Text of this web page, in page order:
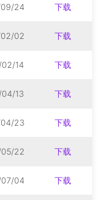
24 下载
02 下载
14 下载
13 下载
23 下载
22 下载
04 下载